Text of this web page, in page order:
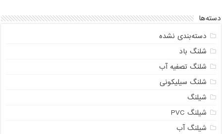
دسته‌ها
دسته‌بندی نشده
شلنگ باد
شلنگ تصفیه آب
شلنگ سیلیکونی
شیلنگ
شیلنگ PVC
شیلنگ آب